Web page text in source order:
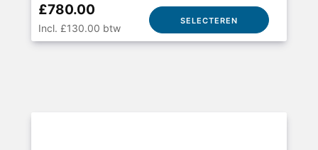
£780.00
Incl. £130.00 btw
SELECTEREN